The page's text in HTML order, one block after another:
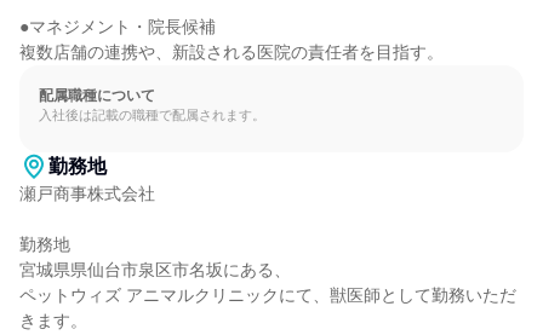
●マネジメント・院長候補
複数店舗の連携や、新設される医院の責任者を目指す。
配属職種について
入社後は記載の職種で配属されます。
勤務地
瀬戸商事株式会社
勤務地
宮城県県仙台市泉区市名坂にある、
ペットウィズ アニマルクリニックにて、獣医師として勤務いただ
きます。